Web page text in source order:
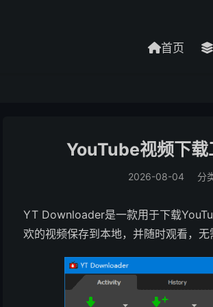
首页
YouTube视频下
2026-08-04 分
YT Downloader是一款用于下载
欢的视频保存到本地，并随时观看，无